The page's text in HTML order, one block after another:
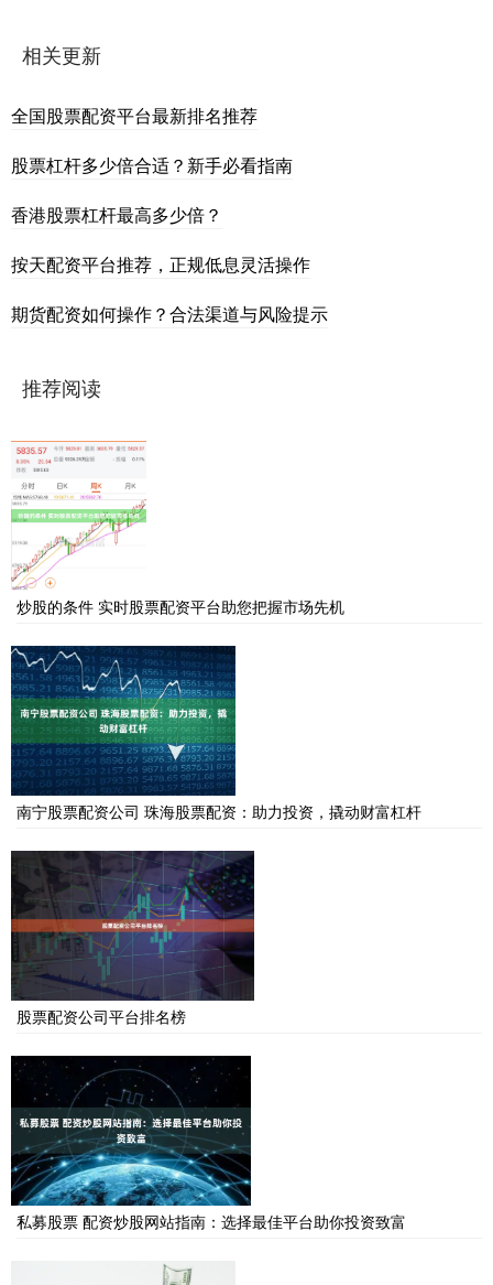
相关更新
全国股票配资平台最新排名推荐
股票杠杆多少倍合适？新手必看指南
香港股票杠杆最高多少倍？
按天配资平台推荐，正规低息灵活操作
期货配资如何操作？合法渠道与风险提示
推荐阅读
炒股的条件 实时股票配资平台助您把握市场先机
南宁股票配资公司 珠海股票配资：助力投资，撬动财富杠杆
股票配资公司平台排名榜
私募股票 配资炒股网站指南：选择最佳平台助你投资致富